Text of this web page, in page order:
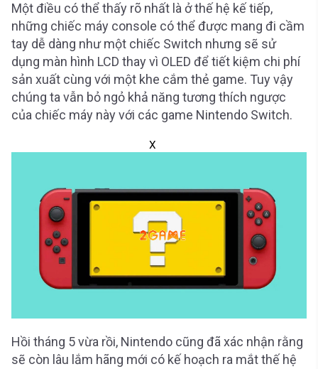
Một điều có thể thấy rõ nhất là ở thế hệ kế tiếp,
những chiếc máy console có thể được mang đi cầm
tay dễ dàng như một chiếc Switch nhưng sẽ sử
dụng màn hình LCD thay vì OLED để tiết kiệm chi phí
sản xuất cùng với một khe cắm thẻ game. Tuy vậy
chúng ta vẫn bỏ ngỏ khả năng tương thích ngược
của chiếc máy này với các game Nintendo Switch.
X
Hồi tháng 5 vừa rồi, Nintendo cũng đã xác nhận rằng
sẽ còn lâu lắm hãng mới có kế hoạch ra mắt thế hệ